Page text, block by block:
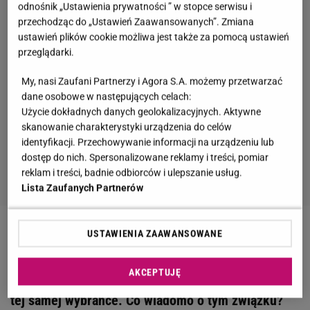
Zobacz wideoKult i ich prawdziwi fani
Kazik Staszewski od ponad 41 lat jest zakochany w
tej samej wybrance. Co wiadomo o tym związku?
odnośnik „Ustawienia prywatności ” w stopce serwisu i
przechodząc do „Ustawień Zaawansowanych”. Zmiana
ustawień plików cookie możliwa jest także za pomocą ustawień
przeglądarki.
My, nasi Zaufani Partnerzy i Agora S.A. możemy przetwarzać
dane osobowe w następujących celach:
Użycie dokładnych danych geolokalizacyjnych. Aktywne
skanowanie charakterystyki urządzenia do celów
identyfikacji. Przechowywanie informacji na urządzeniu lub
dostęp do nich. Spersonalizowane reklamy i treści, pomiar
reklam i treści, badnie odbiorców i ulepszanie usług.
Lista Zaufanych Partnerów
USTAWIENIA ZAAWANSOWANE
AKCEPTUJĘ